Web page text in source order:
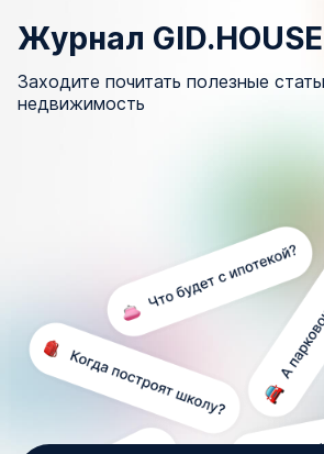
Журнал GID.HOUSE
Заходите почитать полезные
недвижимость